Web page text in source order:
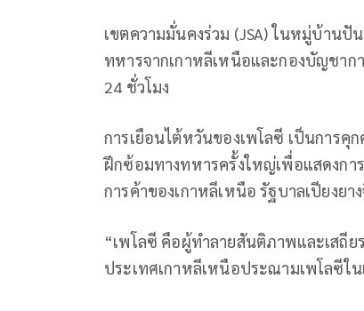
เขตความมั่นคงร่วม (JSA) ในหมู่บ้านปั
ทหารจากเกาหลีเหนือและกองบัญชา
24 ชั่วโมง
การเยือนไต้หวันของเพโลซี เป็นการคุ
ฝึกซ้อมทางทหารครั้งใหญ่เพื่อแสดงก
การค้าของเกาหลีเหนือ รัฐบาลเปียงย
“เพโลซี คือผู้ทำลายสันติภาพและเสถี
ประเทศเกาหลีเหนือประณามเพโลซีใ